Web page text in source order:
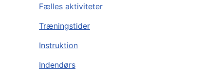
Fælles aktiviteter
Træningstider
Instruktion
Indendørs